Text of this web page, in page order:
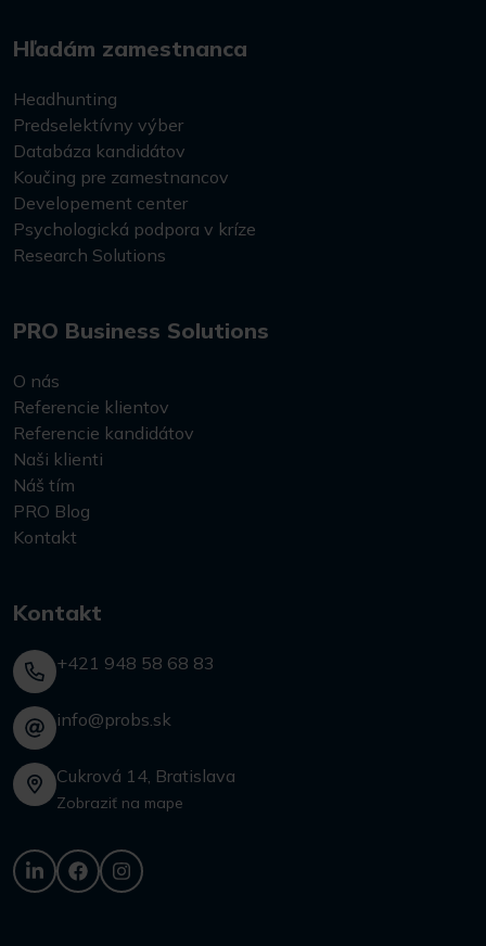
Hľadám zamestnanca
Headhunting
Predselektívny výber
Databáza kandidátov
Koučing pre zamestnancov
Developement center
Psychologická podpora v kríze
Research Solutions
PRO Business Solutions
O nás
Referencie klientov
Referencie kandidátov
Naši klienti
Náš tím
PRO Blog
Kontakt
Kontakt
+421 948 58 68 83
info@probs.sk
Cukrová 14, Bratislava
Zobraziť na mape